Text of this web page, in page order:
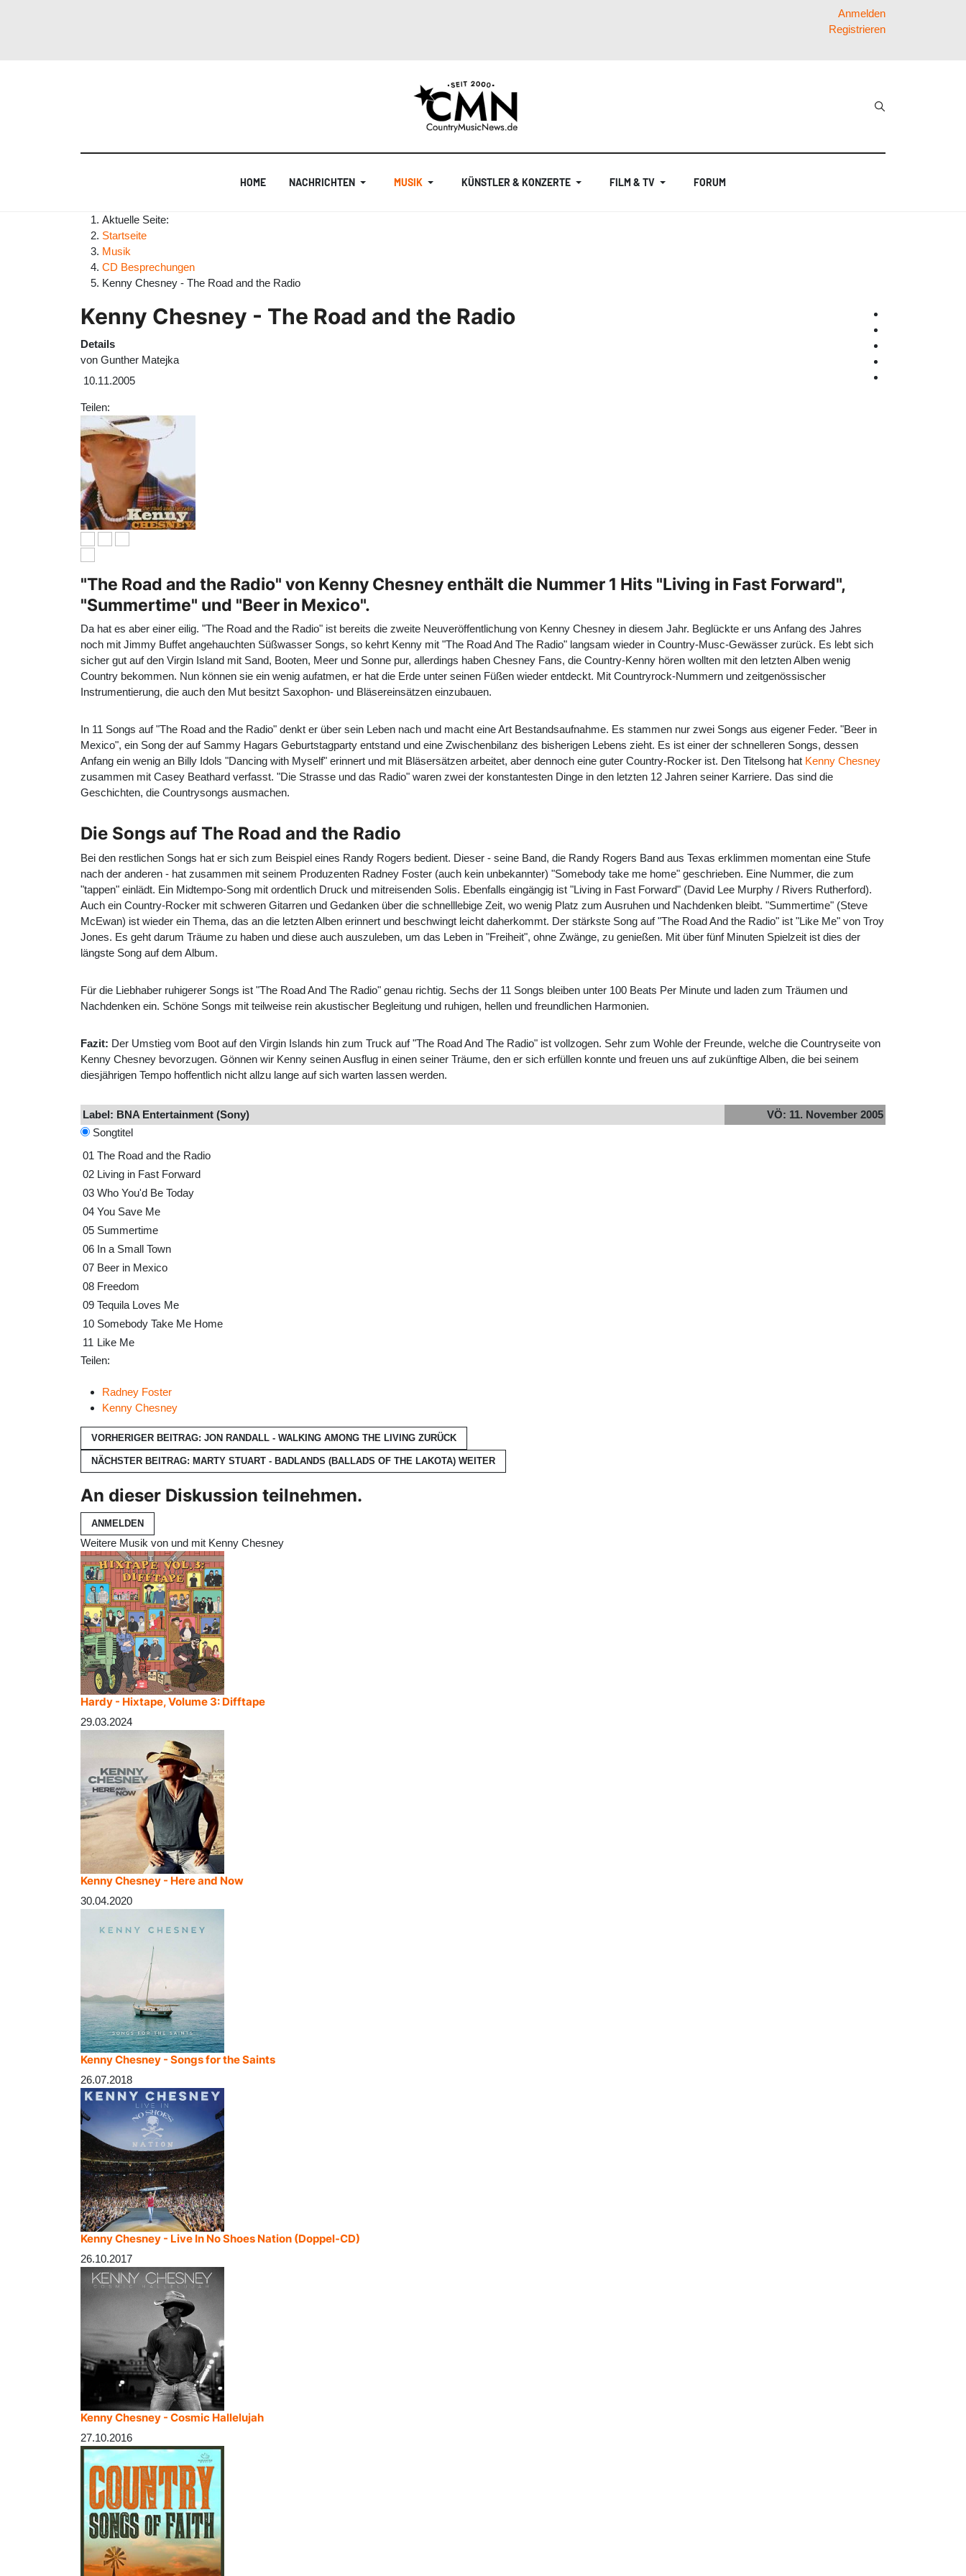
Anmelden
Registrieren
HOME NACHRICHTEN MUSIK KÜNSTLER & KONZERTE FILM & TV FORUM
Aktuelle Seite:
Startseite
Musik
CD Besprechungen
Kenny Chesney - The Road and the Radio
Kenny Chesney - The Road and the Radio
Details
von Gunther Matejka
10.11.2005
Teilen:
"The Road and the Radio" von Kenny Chesney enthält die Nummer 1 Hits "Living in Fast Forward",
"Summertime" und "Beer in Mexico".
Da hat es aber einer eilig. "The Road and the Radio" ist bereits die zweite Neuveröffentlichung von Kenny Chesney in diesem Jahr. Beglückte er uns Anfang des Jahres
noch mit Jimmy Buffet angehauchten Süßwasser Songs, so kehrt Kenny mit "The Road And The Radio" langsam wieder in Country-Musc-Gewässer zurück. Es lebt sich
sicher gut auf den Virgin Island mit Sand, Booten, Meer und Sonne pur, allerdings haben Chesney Fans, die Country-Kenny hören wollten mit den letzten Alben wenig
Country bekommen. Nun können sie ein wenig aufatmen, er hat die Erde unter seinen Füßen wieder entdeckt. Mit Countryrock-Nummern und zeitgenössischer
Instrumentierung, die auch den Mut besitzt Saxophon- und Bläsereinsätzen einzubauen.
In 11 Songs auf "The Road and the Radio" denkt er über sein Leben nach und macht eine Art Bestandsaufnahme. Es stammen nur zwei Songs aus eigener Feder. "Beer in
Mexico", ein Song der auf Sammy Hagars Geburtstagparty entstand und eine Zwischenbilanz des bisherigen Lebens zieht. Es ist einer der schnelleren Songs, dessen
Anfang ein wenig an Billy Idols "Dancing with Myself" erinnert und mit Bläsersätzen arbeitet, aber dennoch eine guter Country-Rocker ist. Den Titelsong hat Kenny Chesney
zusammen mit Casey Beathard verfasst. "Die Strasse und das Radio" waren zwei der konstantesten Dinge in den letzten 12 Jahren seiner Karriere. Das sind die
Geschichten, die Countrysongs ausmachen.
Die Songs auf The Road and the Radio
Bei den restlichen Songs hat er sich zum Beispiel eines Randy Rogers bedient. Dieser - seine Band, die Randy Rogers Band aus Texas erklimmen momentan eine Stufe
nach der anderen - hat zusammen mit seinem Produzenten Radney Foster (auch kein unbekannter) "Somebody take me home" geschrieben. Eine Nummer, die zum
"tappen" einlädt. Ein Midtempo-Song mit ordentlich Druck und mitreisenden Solis. Ebenfalls eingängig ist "Living in Fast Forward" (David Lee Murphy / Rivers Rutherford).
Auch ein Country-Rocker mit schweren Gitarren und Gedanken über die schnelllebige Zeit, wo wenig Platz zum Ausruhen und Nachdenken bleibt. "Summertime" (Steve
McEwan) ist wieder ein Thema, das an die letzten Alben erinnert und beschwingt leicht daherkommt. Der stärkste Song auf "The Road And the Radio" ist "Like Me" von Troy
Jones. Es geht darum Träume zu haben und diese auch auszuleben, um das Leben in "Freiheit", ohne Zwänge, zu genießen. Mit über fünf Minuten Spielzeit ist dies der
längste Song auf dem Album.
Für die Liebhaber ruhigerer Songs ist "The Road And The Radio" genau richtig. Sechs der 11 Songs bleiben unter 100 Beats Per Minute und laden zum Träumen und
Nachdenken ein. Schöne Songs mit teilweise rein akustischer Begleitung und ruhigen, hellen und freundlichen Harmonien.
Fazit: Der Umstieg vom Boot auf den Virgin Islands hin zum Truck auf "The Road And The Radio" ist vollzogen. Sehr zum Wohle der Freunde, welche die Countryseite von
Kenny Chesney bevorzugen. Gönnen wir Kenny seinen Ausflug in einen seiner Träume, den er sich erfüllen konnte und freuen uns auf zukünftige Alben, die bei seinem
diesjährigen Tempo hoffentlich nicht allzu lange auf sich warten lassen werden.
Label: BNA Entertainment (Sony)
VÖ: 11. November 2005
Songtitel
01 The Road and the Radio
02 Living in Fast Forward
03 Who You'd Be Today
04 You Save Me
05 Summertime
06 In a Small Town
07 Beer in Mexico
08 Freedom
09 Tequila Loves Me
10 Somebody Take Me Home
11 Like Me
Teilen:
Radney Foster
Kenny Chesney
VORHERIGER BEITRAG: JON RANDALL - WALKING AMONG THE LIVING ZURÜCK
NÄCHSTER BEITRAG: MARTY STUART - BADLANDS (BALLADS OF THE LAKOTA) WEITER
An dieser Diskussion teilnehmen.
ANMELDEN
Weitere Musik von und mit Kenny Chesney
Hardy - Hixtape, Volume 3: Difftape
29.03.2024
Kenny Chesney - Here and Now
30.04.2020
Kenny Chesney - Songs for the Saints
26.07.2018
Kenny Chesney - Live In No Shoes Nation (Doppel-CD)
26.10.2017
Kenny Chesney - Cosmic Hallelujah
27.10.2016